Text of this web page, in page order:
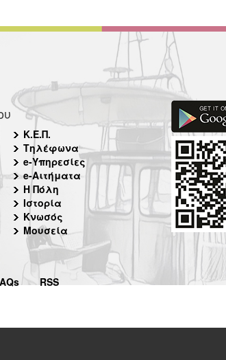
Κ.Ε.Π.
Τηλέφωνα
e-Υπηρεσίες
e-Αιτήματα
Η Πόλη
Ιστορία
Κνωσός
Μουσεία
RSS